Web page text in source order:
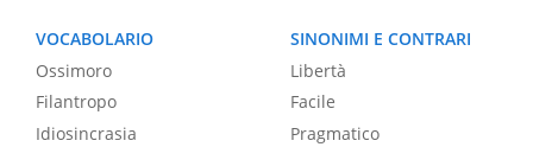
VOCABOLARIO
Ossimoro
Filantropo
Idiosincrasia
SINONIMI E CONTRARI
Libertà
Facile
Pragmatico